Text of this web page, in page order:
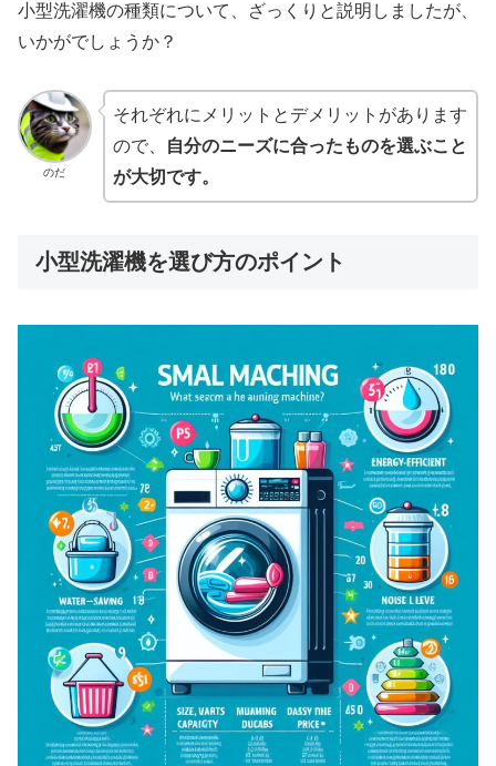
小型洗濯機の種類について、ざっくりと説明しましたが、
いかがでしょうか？
のだ
それぞれにメリットとデメリットがあります
ので、
自分のニーズに合ったものを選ぶこと
が大切です。
小型洗濯機を選び方のポイント